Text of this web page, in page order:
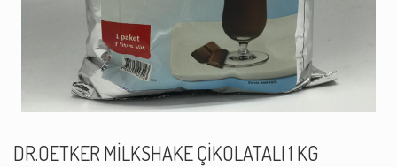
DR.OETKER MİLKSHAKE ÇİKOLATALI 1 KG